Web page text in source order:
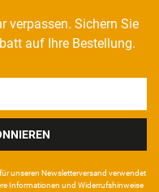
verpassen. Sichern Sie
auf Ihre Bestellung.
unseren News­letter­versand ver­wen­det
Infor­mationen und Wider­rufshin­weise